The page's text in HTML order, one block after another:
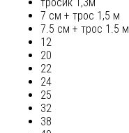
тросик 1,3м
7 см + трос 1,5 м
7.5 см + трос 1.5 м
12
20
22
24
25
32
38